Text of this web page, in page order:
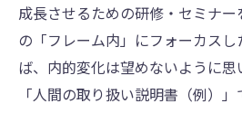
成長させるための研修・セミナ
の「フレーム内」にフォーカス
ば、内的変化は望めないように思
「人間の取り扱い説明書（例）